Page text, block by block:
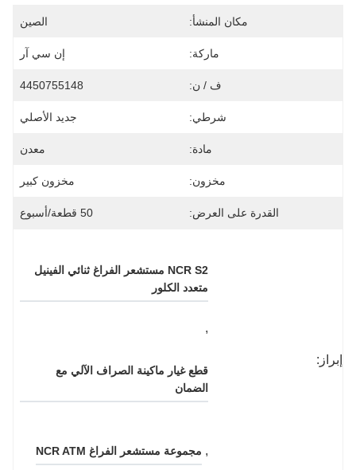
مكان المنشأ: الصين
ماركة: إن سي آر
ف / ن: 4450755148
شرطي: جديد الأصلي
مادة: معدن
مخزون: مخزون كبير
القدرة على العرض: 50 قطعة/أسبوع
إبراز:
متعدد الكلور
,
الضمان
, مجموعة مستشعر الفراغ NCR ATM